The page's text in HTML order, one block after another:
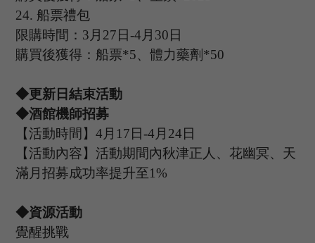
24. 船票禮包
限購時間： 3 月 27日-4 月 30日
購買後獲得：船票*5、體力藥劑*50
◆更新日結束活動
◆酒館機師招募
【活動時間】4 月 17日-4 月 24日
【活動內容】活動期間內秋津正人、花幽冥、天
滿月招募成功率提升至1%
◆資源活動
覺醒挑戰